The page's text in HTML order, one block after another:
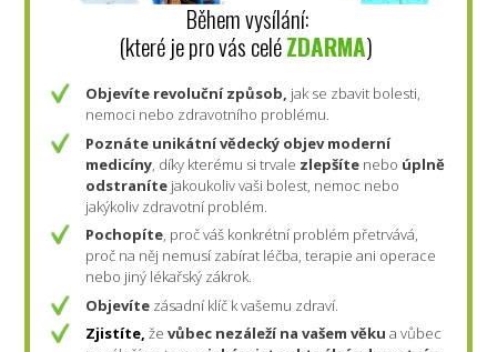
Během vysílání:
(které je pro vás celéZDARMA)
Objevíte revoluční způsob, jak se zbavit bolesti,
nemoci nebo zdravotního problému.
Poznáte unikátní vědecký objev moderní
medicíny , díky kterému si trvale zlepšíte nebo úplně
odstraníte jakoukoliv vaši bolest, nemoc nebo
jakýkoliv zdravotní problém.
Pochopíte, proč váš konkrétní problém přetrvává,
proč na něj nemusí zabírat léčba, terapie ani operace
nebo jiný lékařský zákrok.
Objevíte zásadní klíč k vašemu zdraví.
Zjistíte, ževůbec nezáleží na vašem věkua vůbec